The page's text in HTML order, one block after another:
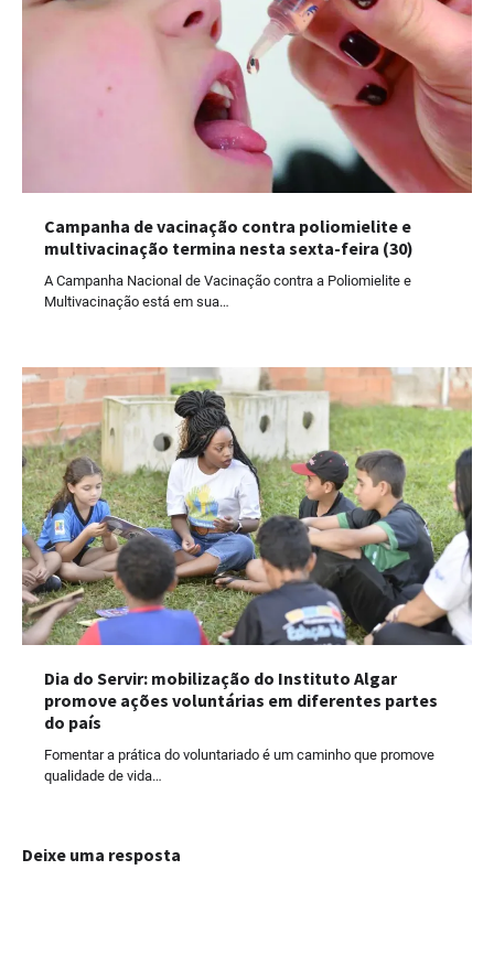
Campanha de vacinação contra poliomielite e
multivacinação termina nesta sexta-feira (30)
A Campanha Nacional de Vacinação contra a Poliomielite e
Multivacinação está em sua…
Dia do Servir: mobilização do Instituto Algar
promove ações voluntárias em diferentes partes
do país
Fomentar a prática do voluntariado é um caminho que promove
qualidade de vida…
Deixe uma resposta